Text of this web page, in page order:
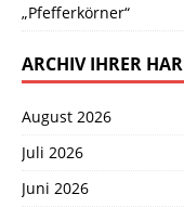
„Pfefferkörner“
ARCHIV IHRER HAR
August 2026
Juli 2026
Juni 2026